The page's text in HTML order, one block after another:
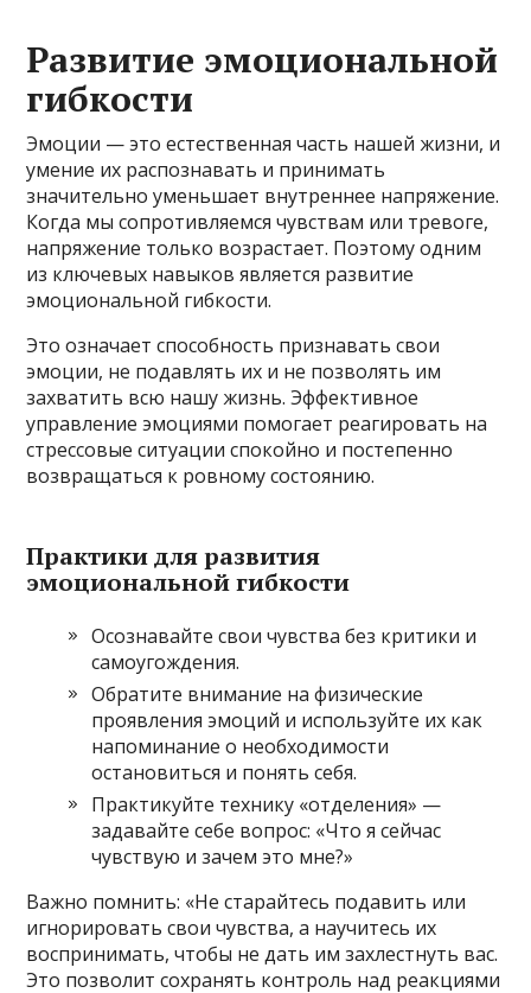
Развитие эмоциональной
гибкости
Эмоции — это естественная часть нашей жизни, и
умение их распознавать и принимать
значительно уменьшает внутреннее напряжение.
Когда мы сопротивляемся чувствам или тревоге,
напряжение только возрастает. Поэтому одним
из ключевых навыков является развитие
эмоциональной гибкости.
Это означает способность признавать свои
эмоции, не подавлять их и не позволять им
захватить всю нашу жизнь. Эффективное
управление эмоциями помогает реагировать на
стрессовые ситуации спокойно и постепенно
возвращаться к ровному состоянию.
Практики для развития
эмоциональной гибкости
Осознавайте свои чувства без критики и
самоугождения.
Обратите внимание на физические
проявления эмоций и используйте их как
напоминание о необходимости
остановиться и понять себя.
Практикуйте технику «отделения» —
задавайте себе вопрос: «Что я сейчас
чувствую и зачем это мне?»
Важно помнить: «Не старайтесь подавить или
игнорировать свои чувства, а научитесь их
воспринимать, чтобы не дать им захлестнуть вас.
Это позволит сохранять контроль над реакциями